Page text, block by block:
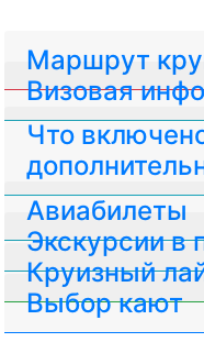
Маршрут
Визовая
Авиабилеты
Что
Экскурсии в
Круизный
Выбор кают